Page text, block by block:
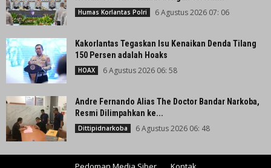
Humas Korlantas Polri 6 Agustus 2026 07: 06
Kakorlantas Tegaskan Isu Kenaikan Denda Tilang
150 Persen adalah Hoaks
HOAX 6 Agustus 2026 06: 58
Andre Fernando Alias The Doctor Bandar Narkoba,
Resmi Dilimpahkan ke...
Dittipidnarkoba 6 Agustus 2026 06: 48